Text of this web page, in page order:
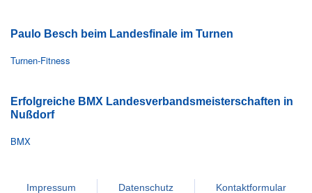
Paulo Besch beim Landesfinale im Turnen
Turnen-Fitness
Erfolgreiche BMX Landesverbandsmeisterschaften in
Nußdorf
BMX
Impressum Datenschutz Kontaktformular